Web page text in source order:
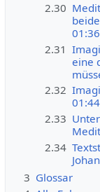
2.30
2.31
eine
2.32
2.33
2.34
3 Glossar